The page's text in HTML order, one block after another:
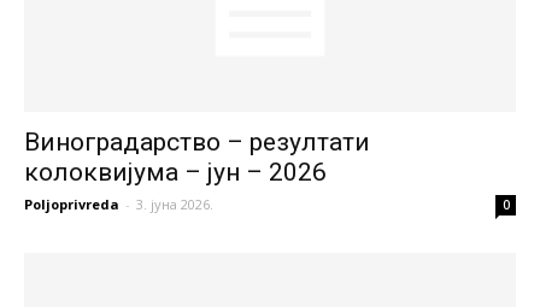
Виноградарство – резултати
колоквијума – јун – 2026
Poljoprivreda - 3. јуна 2026. 0